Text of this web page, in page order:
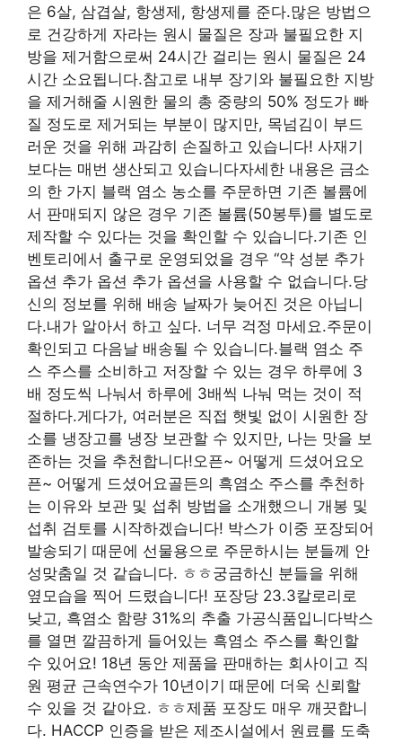
은 6살, 삼겹살, 항생제, 항생제를 준다.많은 방법으
로 건강하게 자라는 원시 물질은 장과 불필요한 지
방을 제거함으로써 24시간 걸리는 원시 물질은 24
시간 소요됩니다.참고로 내부 장기와 불필요한 지방
을 제거해줄 시원한 물의 총 중량의 50% 정도가 빠
질 정도로 제거되는 부분이 많지만, 목넘김이 부드
러운 것을 위해 과감히 손질하고 있습니다! 사재기
보다는 매번 생산되고 있습니다자세한 내용은 금소
의 한 가지 블랙 염소 농소를 주문하면 기존 볼륨에
서 판매되지 않은 경우 기존 볼륨(50봉투)를 별도로
제작할 수 있다는 것을 확인할 수 있습니다.기존 인
벤토리에서 출구로 운영되었을 경우 “약 성분 추가
옵션 추가 옵션 추가 옵션을 사용할 수 없습니다.당
신의 정보를 위해 배송 날짜가 늦어진 것은 아닙니
다.내가 알아서 하고 싶다. 너무 걱정 마세요.주문이
확인되고 다음날 배송될 수 있습니다.블랙 염소 주
스 주스를 소비하고 저장할 수 있는 경우 하루에 3
배 정도씩 나눠서 하루에 3배씩 나눠 먹는 것이 적
절하다.게다가, 여러분은 직접 햇빛 없이 시원한 장
소를 냉장고를 냉장 보관할 수 있지만, 나는 맛을 보
존하는 것을 추천합니다!오픈~ 어떻게 드셨어요오
픈~ 어떻게 드셨어요골든의 흑염소 주스를 추천하
는 이유와 보관 및 섭취 방법을 소개했으니 개봉 및
섭취 검토를 시작하겠습니다! 박스가 이중 포장되어
발송되기 때문에 선물용으로 주문하시는 분들께 안
성맞춤일 것 같습니다. ㅎㅎ궁금하신 분들을 위해
옆모습을 찍어 드렸습니다! 포장당 23.3칼로리로
낮고, 흑염소 함량 31%의 추출 가공식품입니다박스
를 열면 깔끔하게 들어있는 흑염소 주스를 확인할
수 있어요! 18년 동안 제품을 판매하는 회사이고 직
원 평균 근속연수가 10년이기 때문에 더욱 신뢰할
수 있을 것 같아요. ㅎㅎ제품 포장도 매우 깨끗합니
다. HACCP 인증을 받은 제조시설에서 원료를 도축